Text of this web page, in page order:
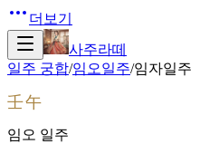
더보기
사주라떼
일주 궁합/임오일주/임자일주
壬午
임오 일주